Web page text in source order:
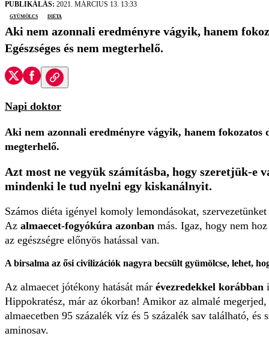
PUBLIKÁLÁS: 2021. MÁRCIUS 13. 13:33
gyümölcs
diéta
Aki nem azonnali eredményre vágyik, hanem
Egészséges és nem megterhelő.
Napi doktor
Aki nem azonnali eredményre vágyik, hanem fokozatos
megterhelő.
Azt most ne vegyük számításba, hogy szeretjük-e
mindenki le tud nyelni egy kiskanálnyit.
Számos diéta igényel komoly lemondásokat,
Az almaecet-fogyókúra azonban más. Igaz, hogy nem
az egészségre előnyös hatással van.
A birsalma az ősi civilizációk nagyra becsült gyümölcse, lehet,
Az almaecet jótékony hatását már évezredekkel korábban
Hippokratész, már az ókorban! Amikor az almalé
almaecetben 95 százalék víz és 5 százalék sav található,
aminosav.